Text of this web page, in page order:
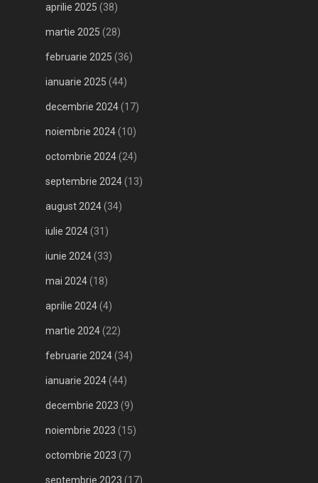
aprilie 2025 (38)
martie 2025 (28)
februarie 2025 (36)
ianuarie 2025 (44)
decembrie 2024(17)
noiembrie 2024(10)
octombrie 2024(24)
septembrie 2024(13)
august 2024(34)
iulie 2024(31)
iunie 2024(33)
mai 2024(18)
aprilie 2024(4)
martie 2024(22)
februarie 2024(34)
ianuarie 2024(44)
decembrie 2023 (9)
noiembrie 2023 (15)
octombrie 2023 (7)
septembrie 2023 (17)